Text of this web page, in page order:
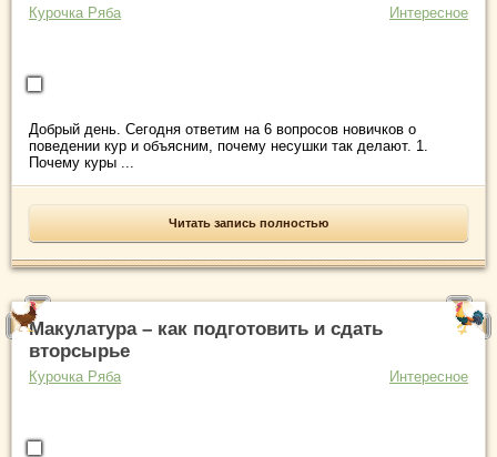
Курочка Ряба Интересное
Добрый день. Сегодня ответим на 6 вопросов новичков о
поведении кур и объясним, почему несушки так делают. 1.
Почему куры ...
Читать запись полностью
Макулатура – как подготовить и сдать
вторсырье
Курочка Ряба Интересное